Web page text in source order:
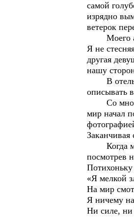
самой
изрядно
ветерок
Моего
Я не
другая
нашу
В отель я
описывать
Со мной
мир начал
Когда мы
посмотрев
«Я мелкой
На мир
Я ничему на
Ни силе, ни